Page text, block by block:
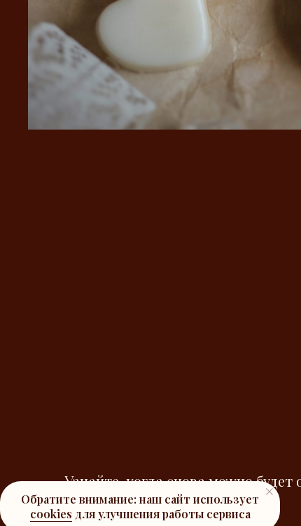
Узнайте, когда снова можно
нет в наличии♡
Обратите внимание: наш сайт использует
cookies для улучшения работы сервиса